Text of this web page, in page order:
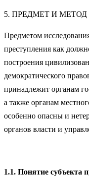
5. ПРЕДМЕТ И МЕТОД
Предметом
преступления как
построения
демократического
принадлежит органам
а также органам
особенно опасны и
органов власти и
1.1. Понятие субъекта